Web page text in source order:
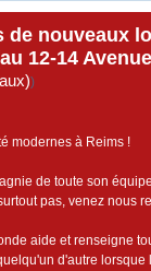
de
12-14
)
modernes à Reims !
de toute son
pas, venez nous
aide et renseigne
d'autre lorsque